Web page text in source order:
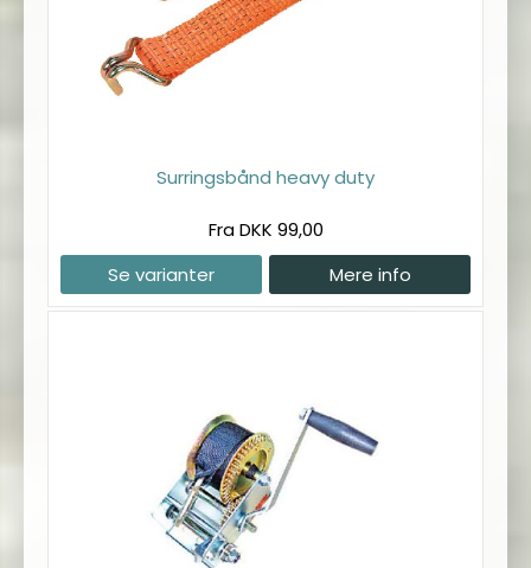
Surringsbånd heavy duty
Fra DKK 99,00
Se varianter
Mere info